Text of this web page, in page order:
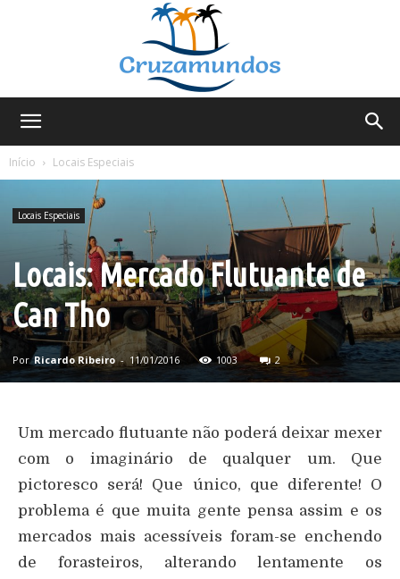
Início
Locais Especiais
Locais Especiais
Locais: Mercado Flutuante de
Can Tho
Por Ricardo Ribeiro - 11/01/2016 1003 2
Um mercado flutuante não poderá deixar mexer
com o imaginário de qualquer um. Que
pictoresco será! Que único, que diferente! O
problema é que muita gente pensa assim e os
mercados mais acessíveis foram-se enchendo
de forasteiros, alterando lentamente os